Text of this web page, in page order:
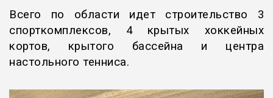
Всего по области идет строительство 3
спорткомплексов, 4 крытых хоккейных
кортов, крытого бассейна и центра
настольного тенниса.